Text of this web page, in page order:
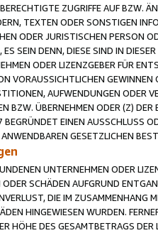
ZUGRIFFE AUF BZW.
TEXTEN ODER SONSTIGEN
ODER JURISTISCHEN PERSON
SEIN DENN, DIESE SIND IN
ODER LIZENZGEBER FÜR
VORAUSSICHTLICHEN
AUFWENDUNGEN ODER
BZW. ÜBERNEHMEN ODER (Z)
EINEN AUSSCHLUSS
GESETZLICHEN
UNTERNEHMEN ODER
SCHÄDEN AUFGRUND
DIE IM ZUSAMMENHANG
HINGEWIESEN WURDEN.
HÖHE DES GESAMTBETRAGS